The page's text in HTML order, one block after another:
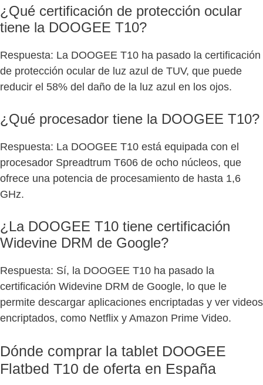
¿Qué certificación de protección ocular
tiene la DOOGEE T10?
Respuesta: La DOOGEE T10 ha pasado la certificación
de protección ocular de luz azul de TUV, que puede
reducir el 58% del daño de la luz azul en los ojos.
¿Qué procesador tiene la DOOGEE T10?
Respuesta: La DOOGEE T10 está equipada con el
procesador Spreadtrum T606 de ocho núcleos, que
ofrece una potencia de procesamiento de hasta 1,6
GHz.
¿La DOOGEE T10 tiene certificación
Widevine DRM de Google?
Respuesta: Sí, la DOOGEE T10 ha pasado la
certificación Widevine DRM de Google, lo que le
permite descargar aplicaciones encriptadas y ver videos
encriptados, como Netflix y Amazon Prime Video.
Dónde comprar la tablet DOOGEE
Flatbed T10 de oferta en España